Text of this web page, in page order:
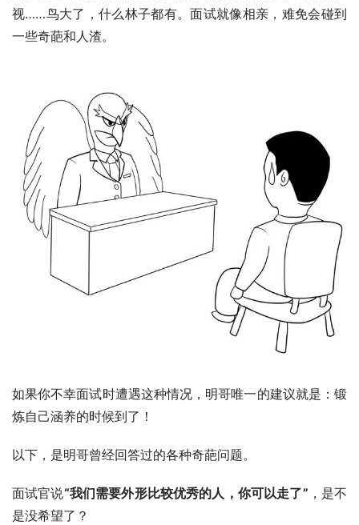
视……鸟大了，什么林子都有。面试就像相亲，难免会碰到
一些奇葩和人渣。
如果你不幸面试时遭遇这种情况，明哥唯一的建议就是：锻
炼自己涵养的时候到了！
以下，是明哥曾经回答过的各种奇葩问题。
面试官说“我们需要外形比较优秀的人，你可以走了” ，是不
是没希望了？